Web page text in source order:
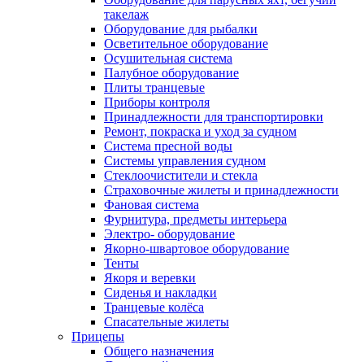
такелаж
Оборудование для рыбалки
Осветительное оборудование
Осушительная система
Палубное оборудование
Плиты транцевые
Приборы контроля
Принадлежности для транспортировки
Ремонт, покраска и уход за судном
Система пресной воды
Системы управления судном
Стеклоочистители и стекла
Страховочные жилеты и принадлежности
Фановая система
Фурнитура, предметы интерьера
Электро- оборудование
Якорно-швартовое оборудование
Тенты
Якоря и веревки
Сиденья и накладки
Транцевые колёса
Спасательные жилеты
Прицепы
Общего назначения